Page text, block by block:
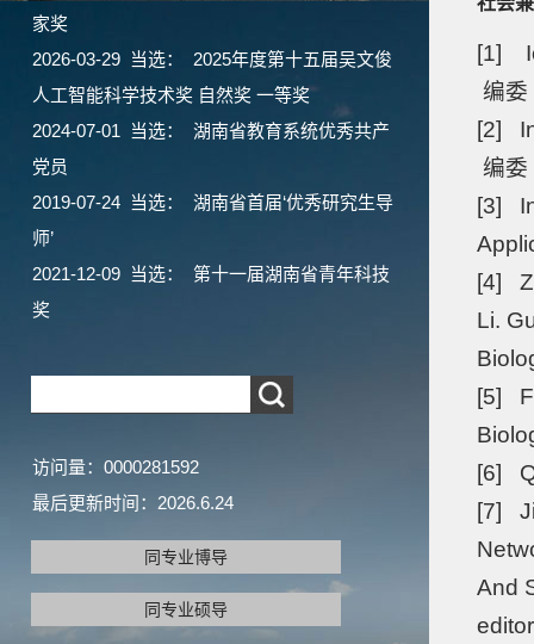
家奖
2026-03-29 当选： 2025年度第十五届吴文俊
人工智能科学技术奖 自然奖 一等奖
2024-07-01 当选： 湖南省教育系统优秀共产
党员
2019-07-24 当选： 湖南省首届‘优秀研究生导
师’
2021-12-09 当选： 第十一届湖南省青年科技
奖
访问量： 0000281592
最后更新时间： 2026.6.24
同专业博导
同专业硕导
[1]
编委
[2]
编委
[3]
[4]
Li.
[5]
[6]
[7]
And
editor